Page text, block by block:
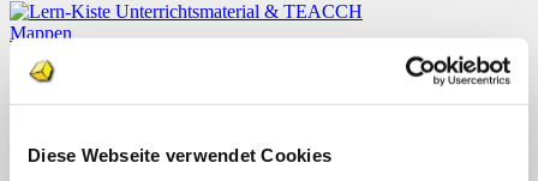
Diese Webseite verwendet Cookies
Menü
bestimmen